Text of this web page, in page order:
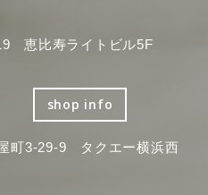
恵比寿ライトビル5F
shop info
町3-29-9 タクエー横浜西